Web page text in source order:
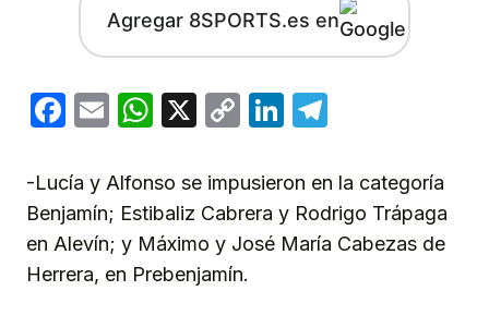
Agregar 8SPORTS.es en
Facebook
EmailWhatsApp
X
CopyLinkedIn
-Lucía y Alfonso se impusieron en la categoría
Benjamín; Estibaliz Cabrera y Rodrigo Trápaga
en Alevín; y Máximo y José María Cabezas de
Herrera, en Prebenjamín.